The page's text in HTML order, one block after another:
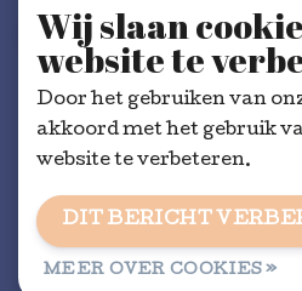
ABONNEER
Algemene
Wij slaan
website te
Door het gebruiken van
akkoord met het gebruik
website te verbeteren.
DIT BERICHT
MEER OVER COOKIES »